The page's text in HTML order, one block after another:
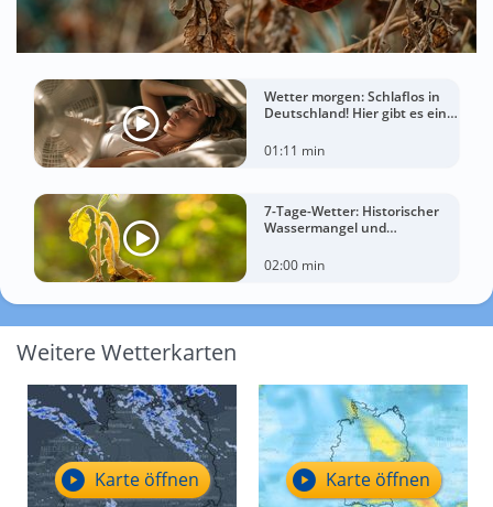
Wetter morgen: Schlaflos in
Deutschland! Hier gibt es eine
01:11 min
7-Tage-Wetter: Historischer
Wassermangel und
02:00 min
Weitere Wetterkarten
Karte öffnen Karte öffnen